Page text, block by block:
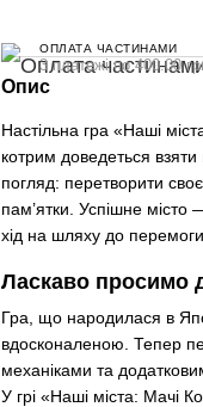
ОПЛАТА ЧАСТИНАМИ
3 платежі по 400.00
Опис
Настільна гра «Наші
котрим доведеться
погляд: перетворити
пам’ятки. Успішне
хід на шляху до перемоги.
Ласкаво просимо
Гра, що народилася в
вдосконаленою. Тепер
механіками та
У грі «Наші міста: Мачі